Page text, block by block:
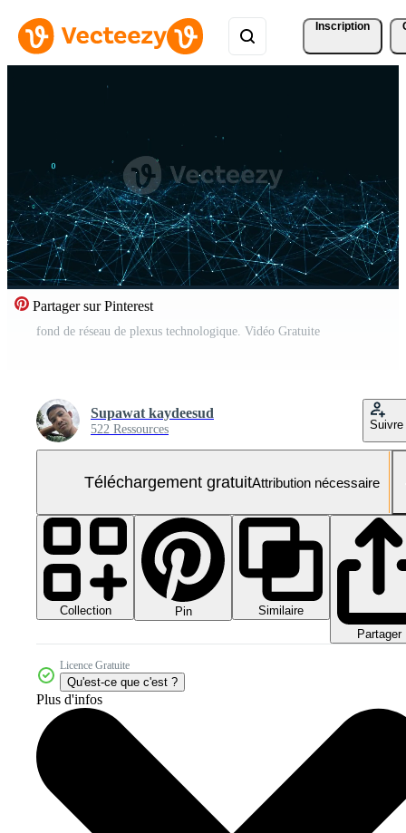
Inscription
Partager sur Pinterest
fond de réseau de plexus technologique. Vidéo Gratuite
Supawat kaydeesud
522 Ressources Suivre
Téléchargement gratuitAttribution nécessaire
Collection Pin
Similaire
Partager
Licence Gratuite
Qu'est-ce que c'est ?
Plus d'infos